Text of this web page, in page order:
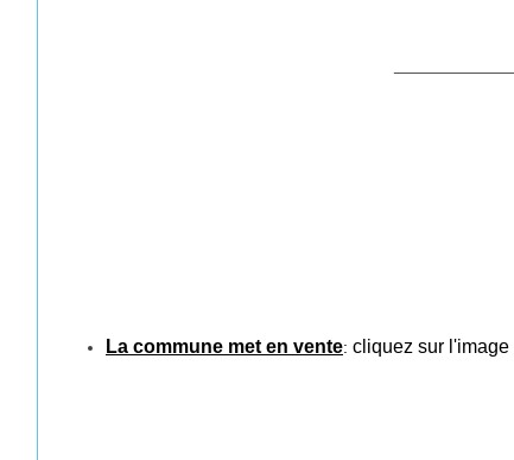
La commune met en vente: cliquez sur l'image